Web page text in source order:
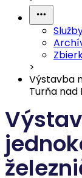
>
Výstavba
Turňa nad